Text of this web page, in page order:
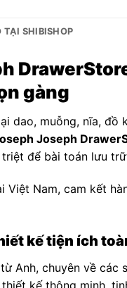
TẠI SHIBISHOP
gàng
dao, muỗng, nĩa, đồ
Joseph
để bài toán lưu
Việt Nam, cam kết
kế tiện ích
Anh, chuyên về các